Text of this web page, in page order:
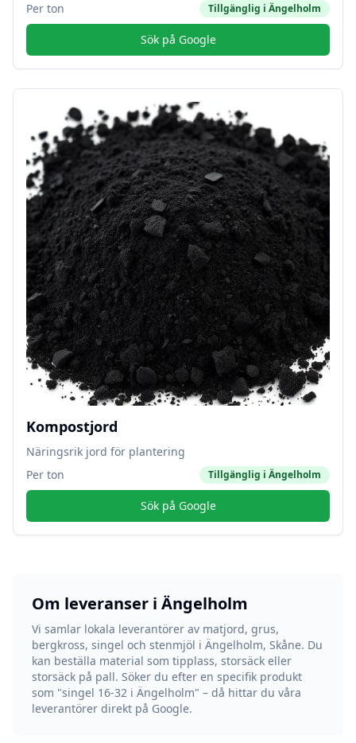
Per ton
Tillgänglig i Ängelholm
Sök på Google
Kompostjord
Näringsrik jord för plantering
Per ton
Tillgänglig i Ängelholm
Sök på Google
Om leveranser i Ängelholm
Vi samlar lokala leverantörer av matjord, grus,
bergkross, singel och stenmjöl i Ängelholm, Skåne. Du
kan beställa material som tipplass, storsäck eller
storsäck på pall. Söker du efter en specifik produkt
som "singel 16-32 i Ängelholm" – då hittar du våra
leverantörer direkt på Google.